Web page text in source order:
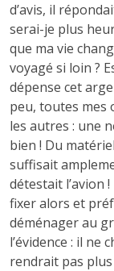
d’avis, il
serai-je plus
que ma vie
voyagé si loin ?
dépense cet
peu, toutes mes
les autres : une
bien ! Du
suffisait
détestait l’avion !
fixer alors et
déménager au
l’évidence : il ne
rendrait pas